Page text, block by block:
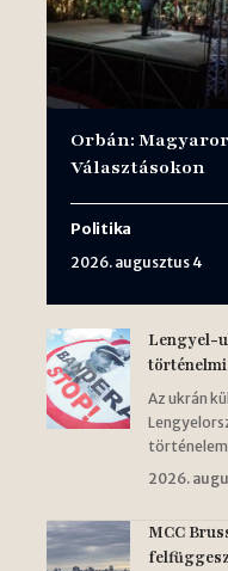
Orbán:
Választásokon
Politika
2026. augusztus 4
Lengyel-
Az ukrán
2026.
MCC